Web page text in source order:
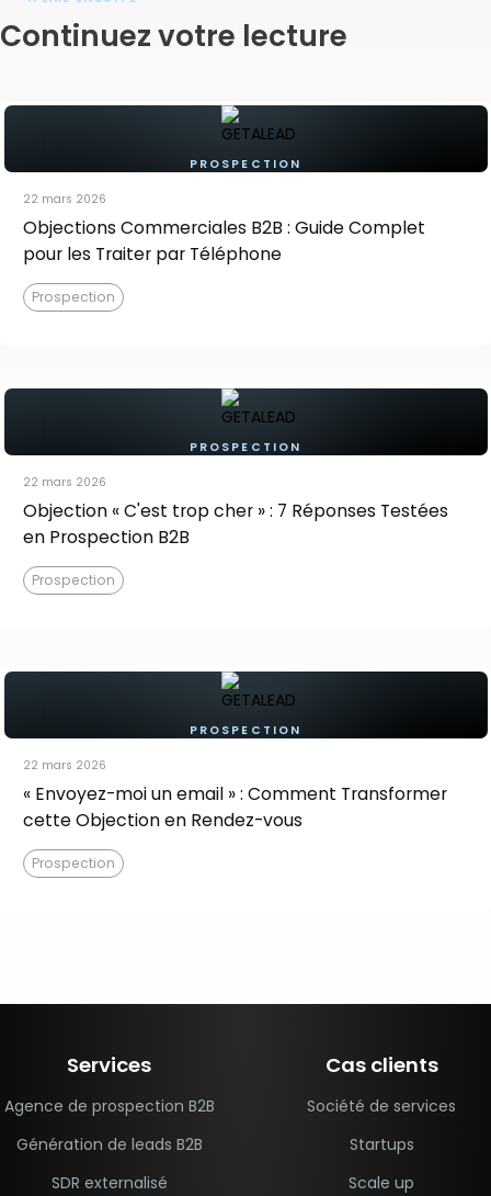
Continuez votre lecture
PROSPECTION
22 mars 2026
Objections Commerciales B2B : Guide Complet
pour les Traiter par Téléphone
Prospection
PROSPECTION
22 mars 2026
Objection « C'est trop cher » : 7 Réponses Testées
en Prospection B2B
Prospection
PROSPECTION
22 mars 2026
« Envoyez-moi un email » : Comment Transformer
cette Objection en Rendez-vous
Prospection
Services
Agence de prospection B2B
Génération de leads B2B
SDR externalisé
Cas clients
Société de services
Startups
Scale up